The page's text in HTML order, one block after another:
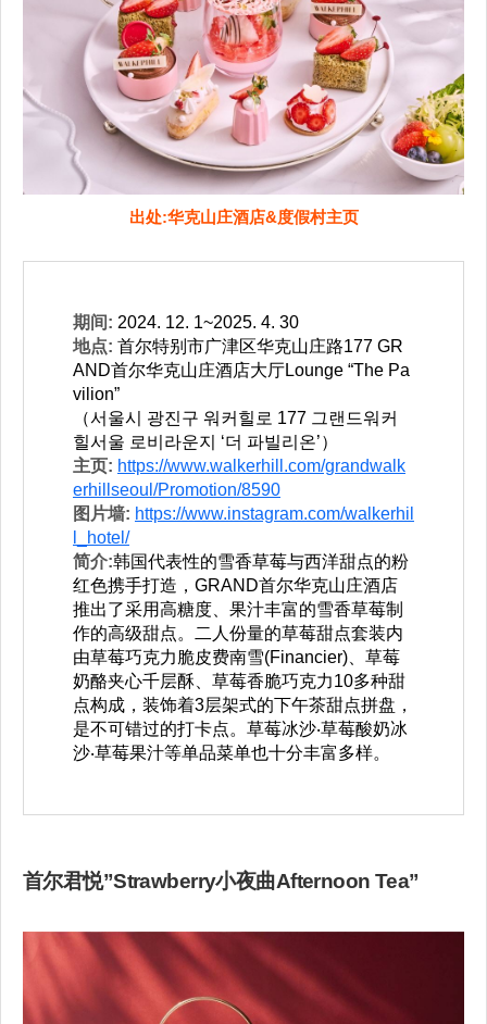
出处:华克山庄酒店&度假村主页
期间: 2024. 12. 1~2025. 4. 30
地点: 首尔特别市广津区华克山庄路177 GR
AND首尔华克山庄酒店大厅Lounge “The Pa
vilion”
（서울시 광진구 워커힐로 177 그랜드워커
힐서울 로비라운지 ‘더 파빌리온’）
主页: https://www.walkerhill.com/grandwalk
erhillseoul/Promotion/8590
图片墙: https://www.instagram.com/walkerhil
l_hotel/
简介:韩国代表性的雪香草莓与西洋甜点的粉
红色携手打造，GRAND首尔华克山庄酒店
推出了采用高糖度、果汁丰富的雪香草莓制
作的高级甜点。二人份量的草莓甜点套装内
由草莓巧克力脆皮费南雪(Financier)、草莓
奶酪夹心千层酥、草莓香脆巧克力10多种甜
点构成，装饰着3层架式的下午茶甜点拼盘，
是不可错过的打卡点。草莓冰沙‧草莓酸奶冰
沙‧草莓果汁等单品菜单也十分丰富多样。
首尔君悦”Strawberry小夜曲Afternoon Tea”